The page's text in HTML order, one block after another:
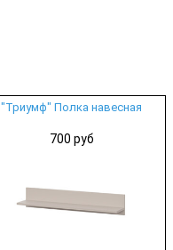
"Триумф" Полка навесная
700 руб